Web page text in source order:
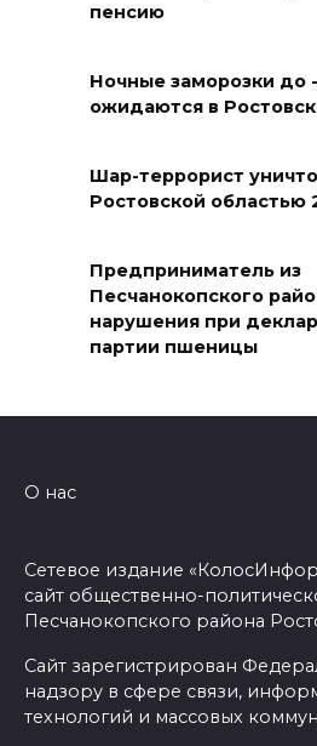
06 августа 2026 18:25
Материальная
пострадавшим при
06 августа 2026 17:11
матпомощь семьям,
погибли дети из-
БПЛА на Кубани
06 августа 2026 16:30
ВСЕ КАК ЕСТЬ.
Зеленского: ложь,
провокация
пенсию
Ночные заморозки до
ожидаются в
Шар-террорист
Ростовской областью
Предприниматель из
Песчанокопского
нарушения при
партии пшеницы
О нас
Сетевое издание
сайт общественно-
Песчанокопского района
Сайт зарегистрирован
надзору в сфере связи,
технологий и массовых